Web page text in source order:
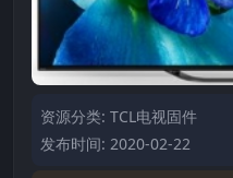
资源分类: TCL电视固件
发布时间: 2020-02-22